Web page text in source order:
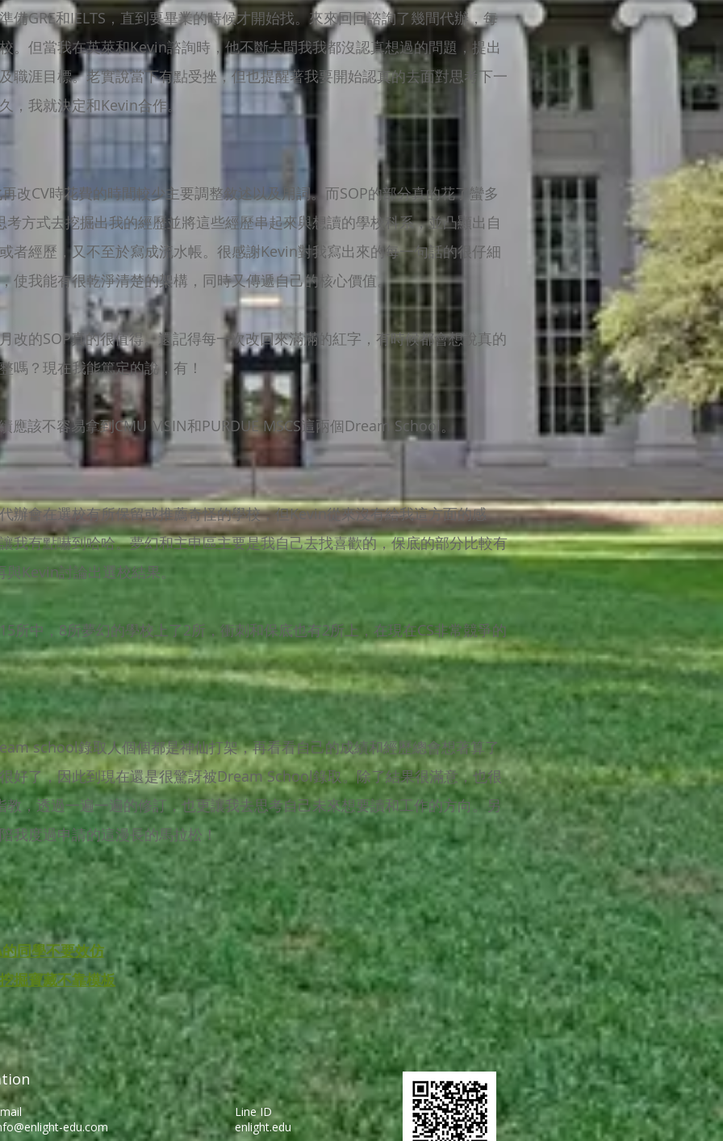
備GRE和IELTS，直到要畢業的時候才開始找。來來回回諮詢了幾間代辦，每
。但當我在英萊和Kevin諮詢時，他不斷去問我我都沒認真想過的問題，提出
職涯目標。老實說當下有點受挫，但也提醒著我要開始認真的去面對思考下一
，我就決定和Kevin合作。
改CV時花費的時間較少主要調整敘述以及用詞。而SOP的部分真的花了蠻多
方式去挖掘出我的經歷並將這些經歷串起來與想讀的學校科系，並凸顯出自
者經歷，又不至於寫成流水帳。很感謝Kevin對我寫出來的每一句話的很仔細
使我能有很乾淨清楚的架構，同時又傳遞自己的核心價值。
改的SOP真的很值得。還記得每一次改回來滿滿的紅字，有時候都會想說真的
嗎？現在我能篤定的說，有！
應該不容易拿到CMU MSIN和PURDUE MSCS這兩個Dream School。
辦會在選校有所保留或推薦奇怪的學校，但Kevin從來沒有給我這方面的感
我有點嚇到哈哈。夢幻和主申區主要是我自己去找喜歡的，保底的部分比較有
Kevin討論出選校結果。
所中，8所夢幻的學校上了2所，衝刺和保底也有2所上，在現在CS非常競爭的
school錄取人個個都是神仙打架，再看看自己的成績和經歷總會想著算了
好了，因此到現在還是很驚訝被Dream School錄取。除了結果很滿意，也很
，透過一遍一遍的修訂，也更讓我去思考自己未來想要讀和工作的方向。另
我度過申請的這漫長的馬拉松！
同學不要效仿
掘寶藏不靠模板
edu.com
Line ID
enlight.edu